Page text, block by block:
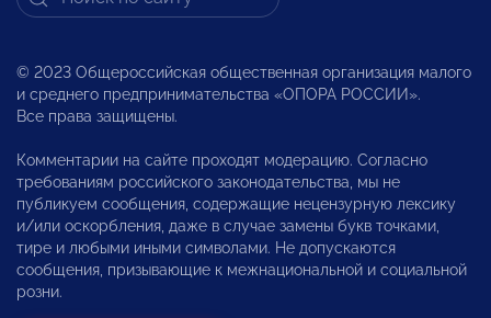
© 2023 Общероссийская общественная организация малого
и среднего предпринимательства «ОПОРА РОССИИ».
Все права защищены.
Комментарии на сайте проходят модерацию. Согласно
требованиям российского законодательства, мы не
публикуем сообщения, содержащие нецензурную лексику
и/или оскорбления, даже в случае замены букв точками,
тире и любыми иными символами. Не допускаются
сообщения, призывающие к межнациональной и социальной
розни.